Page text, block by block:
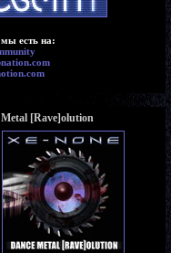
есть на:
Metal [Rave]olution